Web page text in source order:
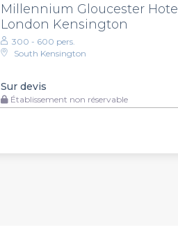
Millennium Gloucester Hotel
London Kensington
300 - 600 pers.
South Kensington
Sur devis
Établissement non réservable